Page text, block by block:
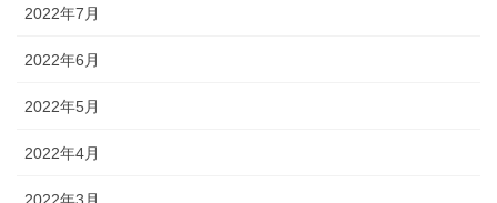
2022年7月
2022年6月
2022年5月
2022年4月